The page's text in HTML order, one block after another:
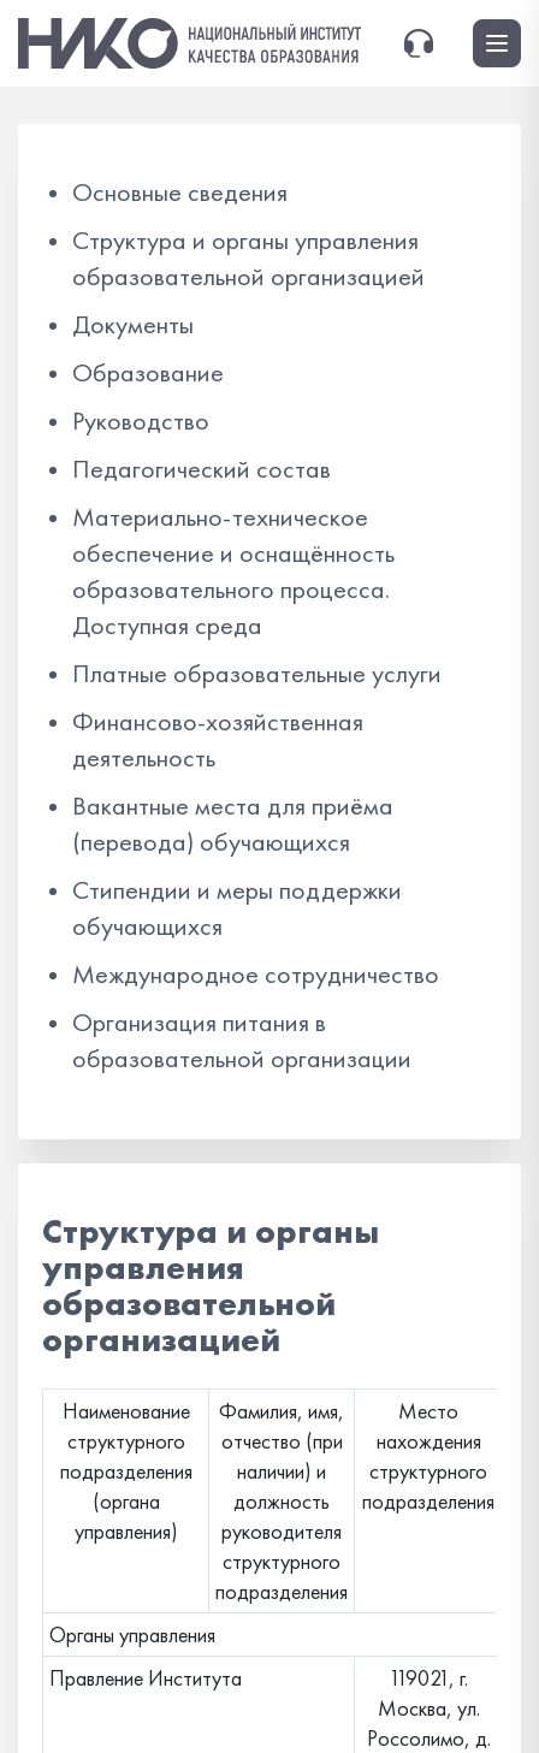
Основные сведения
Структура и органы управления
образовательной организацией
Документы
Образование
Руководство
Педагогический состав
Материально-техническое
обеспечение и оснащённость
образовательного процесса.
Доступная среда
Платные образовательные услуги
Финансово-хозяйственная
деятельность
Вакантные места для приёма
(перевода) обучающихся
Стипендии и меры поддержки
обучающихся
Международное сотрудничество
Организация питания в
образовательной организации
Структура и органы
управления
образовательной
организацией
Наименование
структурного
подразделения
(органа
управления)
Фамилия, имя,
отчество (при
наличии) и
должность
руководителя
структурного
подразделения
Место
нахождения
структурного
подразделения
Органы управления
Правление Института
119021, г.
Москва, ул.
Россолимо, д.